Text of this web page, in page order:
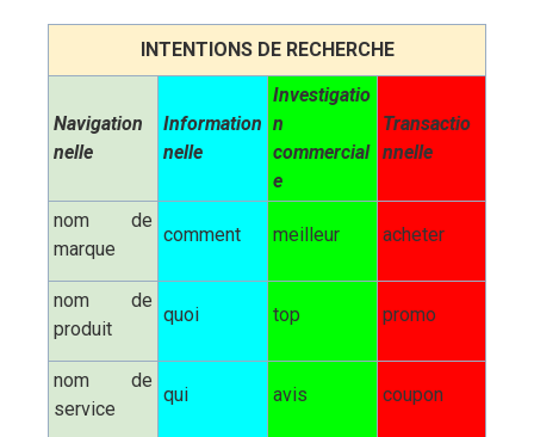
INTENTIONS DE RECHERCHE
Navigation
nelle
Information
nelle
Investigatio
n
commercial
e
Transactio
nnelle
nom de
marque
comment meilleur acheter
nom de
produit
quoi top promo
nom de
service
qui avis coupon